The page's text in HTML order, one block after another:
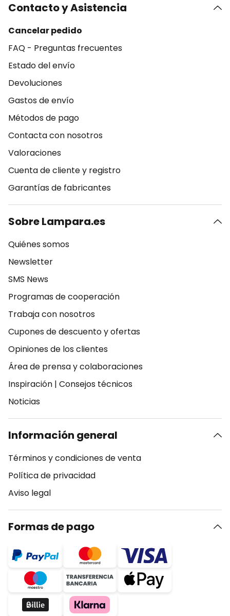
Contacto y Asistencia
Cancelar pedido
FAQ - Preguntas frecuentes
Estado del envío
Devoluciones
Gastos de envío
Métodos de pago
Contacta con nosotros
Valoraciones
Cuenta de cliente y registro
Garantías de fabricantes
Sobre Lampara.es
Quiénes somos
Newsletter
SMS News
Programas de cooperación
Trabaja con nosotros
Cupones de descuento y ofertas
Opiniones de los clientes
Área de prensa y colaboraciones
Inspiración | Consejos técnicos
Noticias
Información general
Términos y condiciones de venta
Política de privacidad
Aviso legal
Formas de pago